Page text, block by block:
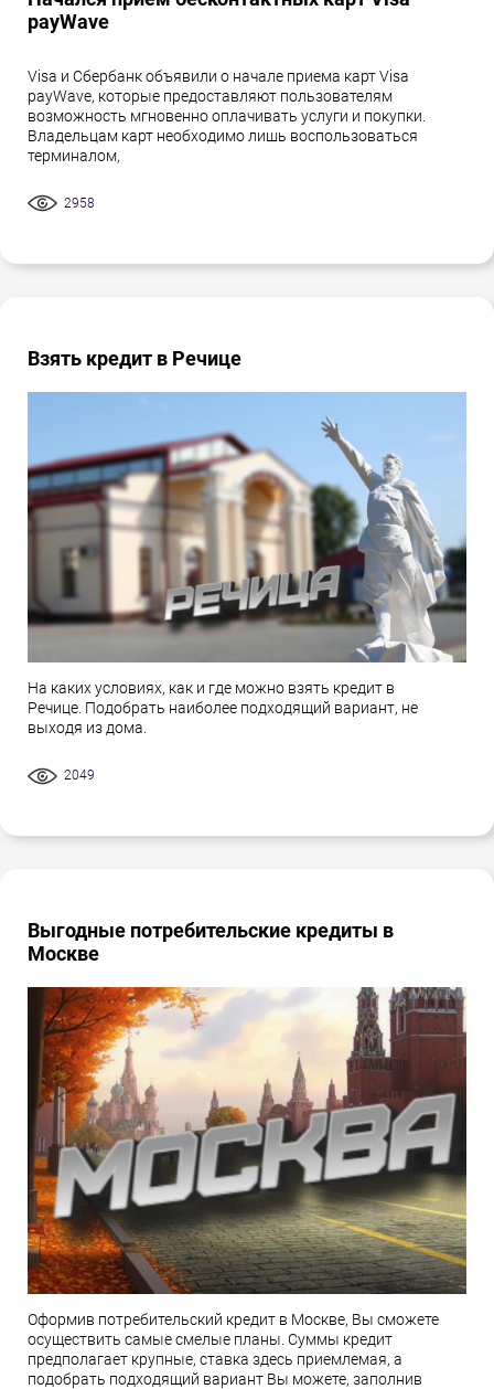
payWave
Visa и Сбербанк объявили о начале приема карт Visa
payWave, которые предоставляют пользователям
возможность мгновенно оплачивать услуги и покупки.
Владельцам карт необходимо лишь воспользоваться
терминалом,
2958
Взять кредит в Речице
На каких условиях, как и где можно взять кредит в
Речице. Подобрать наиболее подходящий вариант, не
выходя из дома.
2049
Выгодные потребительские кредиты в
Москве
Оформив потребительский кредит в Москве, Вы сможете
осуществить самые смелые планы. Суммы кредит
предполагает крупные, ставка здесь приемлемая, а
подобрать подходящий вариант Вы можете, заполнив